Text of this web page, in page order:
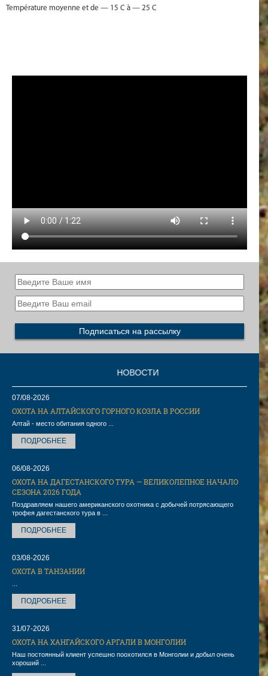
Température moyenne et de — 15 C à — 25 C
07/08-2026
ОХОТА НА АЛТАЙСКОГО ГОРНОГО КОЗЛА В РОССИИ
Алтай - место обитания одного ...
ПОДРОБНЕЕ
06/08-2026
ОХОТА НА ДАГЕСТАНСКОГО ТУРА — ВЕЛИКОЛЕПНОЕ НАЧАЛО
СЕЗОНА 2026 ГОДА
Поздравляем нашего американского охотника с добычей потрясающего
трофея дагестанского тура в ...
ПОДРОБНЕЕ
03/08-2026
ОХОТА В ТАНЗАНИИ
ПОДРОБНЕЕ
31/07-2026
ОХОТА НА ХАНГАЙСКОГО АРГАЛИ В МОНГОЛИИ
Наш постоянный клиент успешно поохотился в Монголии и добыл очень
хороший ...